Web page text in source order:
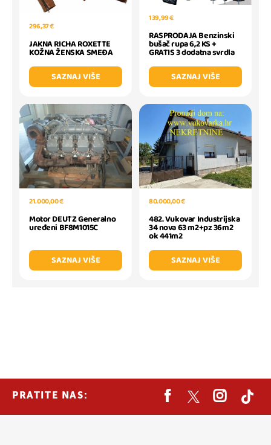
296,37 €
JAKNA RICHA ROXETTE
KOŽNA ŽENSKA SMEĐA
SAZNAJ VIŠE
139,99 €
RASPRODAJA Benzinski
bušač rupa 6,2 KS +
GRATIS 3 dodatna svrdla
SAZNAJ VIŠE
21.000,00 €
Motor DEUTZ Generalno
uređeni BF8M1015C
SAZNAJ VIŠE
80.000,00 €
482. Vukovar Industrijska
34 nova 63 m2+pz 36m2
ok 441m2
SAZNAJ VIŠE
PRATITE NAS: